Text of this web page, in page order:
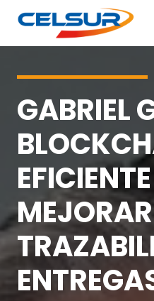
Celsur
Servicios logísticos
GABRIEL